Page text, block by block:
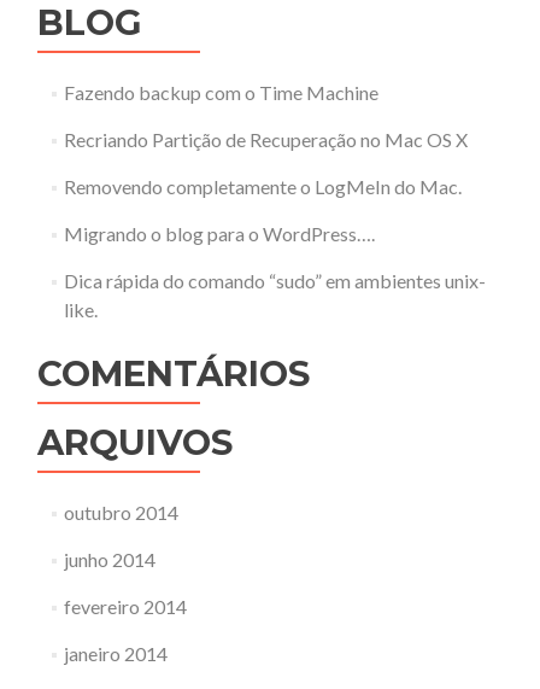
BLOG
Fazendo backup com o Time Machine
Recriando Partição de Recuperação no Mac OS X
Removendo completamente o LogMeIn do Mac.
Migrando o blog para o WordPress….
Dica rápida do comando “sudo” em ambientes unix-
like.
COMENTÁRIOS
ARQUIVOS
outubro 2014
junho 2014
fevereiro 2014
janeiro 2014